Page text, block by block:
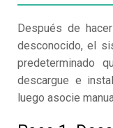
Después de
desconocido, el
predeterminado
descargue e
luego asocie